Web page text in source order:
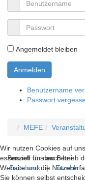
Angemeldet bleiben
Benutzername
Passwort
MEFE
Besuch uns auch bei:
Facebook|Tumblr
Wir nutzen Cookies auf
essenziell für den Betrieb
Website und die
Sie können selbst